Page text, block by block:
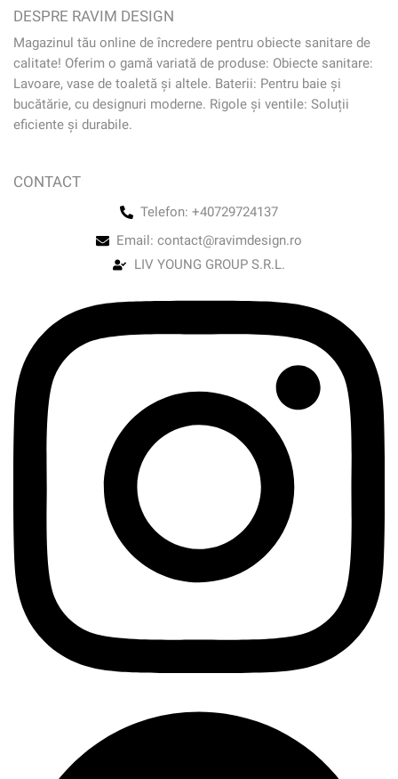
DESPRE RAVIM DESIGN
Magazinul tău online de încredere pentru obiecte sanitare de
calitate! Oferim o gamă variată de produse: Obiecte sanitare:
Lavoare, vase de toaletă și altele. Baterii: Pentru baie și
bucătărie, cu designuri moderne. Rigole și ventile: Soluții
eficiente și durabile.
CONTACT
Telefon: +40729724137
Email: contact@ravimdesign.ro
LIV YOUNG GROUP S.R.L.